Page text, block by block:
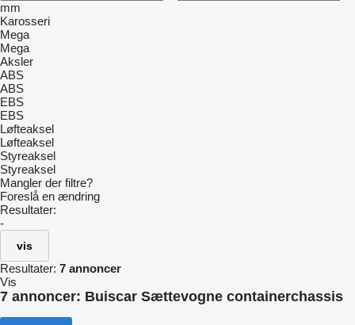
mm
Karosseri
Mega
Mega
Aksler
ABS
ABS
EBS
EBS
Løfteaksel
Løfteaksel
Styreaksel
Styreaksel
Mangler der filtre?
Foreslå en ændring
Resultater:
-
vis
Resultater: 7 annoncer
Vis
7 annoncer: Buiscar Sættevogne containerchassis